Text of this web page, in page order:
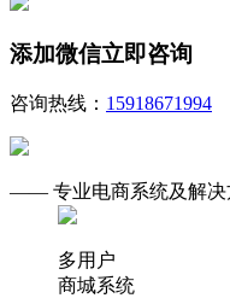
添加微信立即咨询
咨询热线： 15918671994
—— 专业电商系统及解
多用户
商城系统